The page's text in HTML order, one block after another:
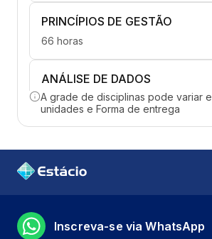
PRINCÍPIOS DE GESTÃO
66 horas
ANÁLISE DE DADOS
66 horas
FÍSICA TEORICA
65 horas
A grade de disciplinas pode variar
unidades e Forma de entrega
Inscreva-se via WhatsApp